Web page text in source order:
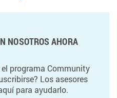
NOSOTROS AHORA
programa Community
Los asesores
para ayudarlo.